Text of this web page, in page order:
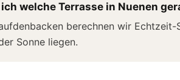
welche Terrasse in Nuenen
berechnen wir Echtzeit-
Sonne liegen.